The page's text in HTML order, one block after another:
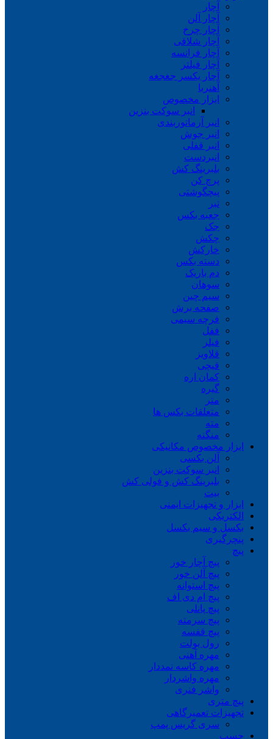
آچار
آچار آلن
آچار چرخ
آچار شلاقی
آچار فرانسه
آچار فیلتر
آچار یکسر جغجغه
آهنربا
ابزار مخصوص
انبر سوکت بنزین
انبر آرماتوربندی
انبر جوش
انبر قفلی
انبردست
بلبرینگ کش
پرچ کن
پیچگوشتی
تبر
جعبه بکس
جک
چکش
خارکش
دسته بکس
دم باریک
سوهان
سیم چین
صفحه برش
فرچه سیمی
ففل
فیلر
قلاویز
قیچی
کمان اره
گیره
متر
متعلقات بکس ها
مته
منگنه
ابزار مخصوص مکانیکی
آلن بکسی
انبر سوکت بنزین
بلبرینگ کش و فولی کش
بیت
ابزار و تجهیزات ایمنی
الکتریکی
بکسل و سیم بکسل
پنچرگیری
پیچ
پیچ آچار خور
پیچ آلن خور
پیچ استوانه
پیچ ام دی اف
پیچ پانلی
پیچ سرمته
پیچ قفسه
رول بولت
مهره آهنی
مهره کاسه نمددار
مهره واشردار
واشر فنری
پیچ متری
تجهیزات تعمیرگاهی
سری گریس پمپ
چسب